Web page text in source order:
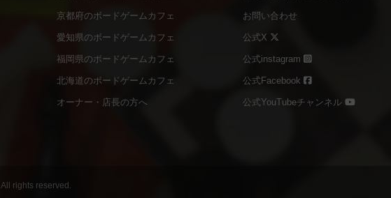
京都府のボードゲームカフェ
愛知県のボードゲームカフェ
福岡県のボードゲームカフェ
北海道のボードゲームカフェ
オーナー・店長の方へ
お問い合わせ
公式X
公式instagram
公式Facebook
公式YouTubeチャンネル
All rights reserved.